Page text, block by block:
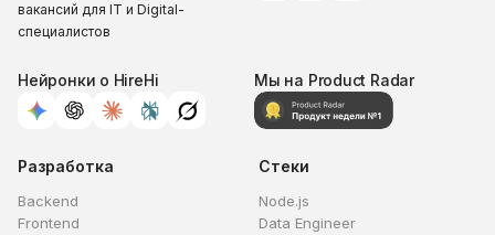
вакансий для IT и Digital-
специалистов
Нейронки о HireHi Мы на Product Radar
Разработка
Backend
Frontend
Стеки
Node.js
Data Engineer